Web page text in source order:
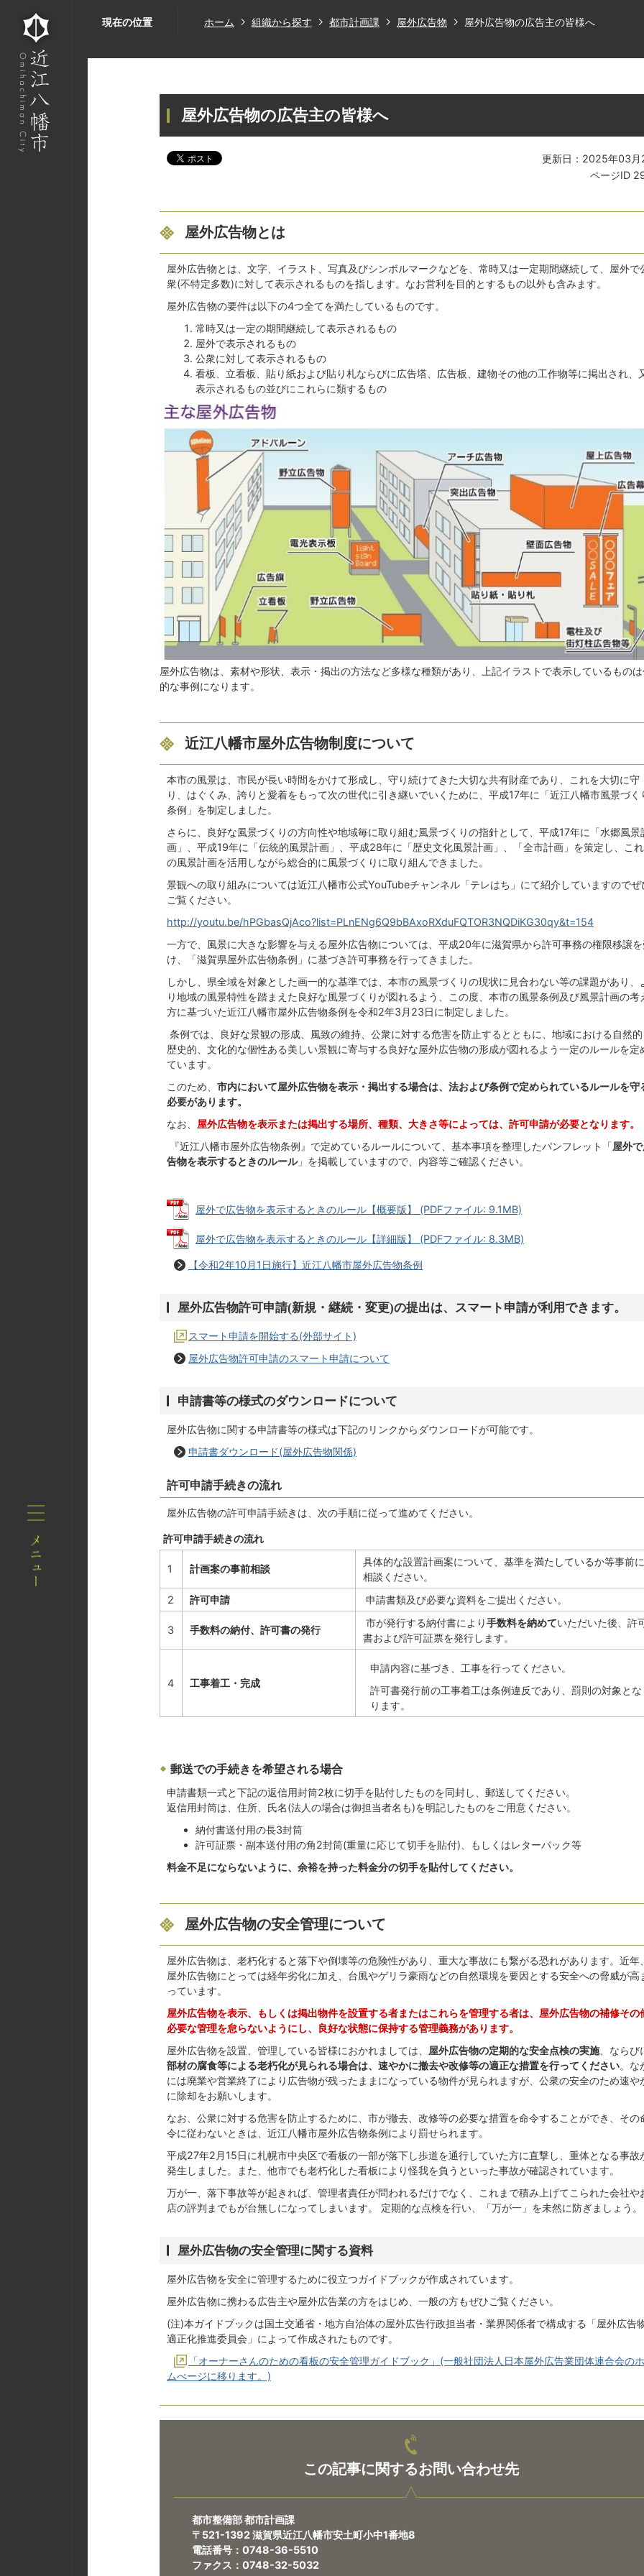
現在の位置 ホーム 組織から探す 都市計画課 屋外広告物 屋外広告物の広告主の皆様へ
屋外広告物の広告主の皆様へ
更新日：2025年03月
ページID
屋外広告物とは
屋外広告物とは、文字、イラスト、写真及びシンボルマークなどを、常時又は一定期間継続して、屋外で
衆(不特定多数)に対して表示されるものを指します。なお営利を目的とするもの以外も含みます。
屋外広告物の要件は以下の4つ全てを満たしているものです。
常時又は一定の期間継続して表示されるもの
屋外で表示されるもの
公衆に対して表示されるもの
看板、立看板、貼り紙および貼り札ならびに広告塔、広告板、建物その他の工作物等に掲出され、
表示されるもの並びにこれらに類するもの
屋外広告物は、素材や形状、表示・掲出の方法など多様な種類があり、上記イラストで表示しているもの
的な事例になります。
近江八幡市屋外広告物制度について
本市の風景は、市民が長い時間をかけて形成し、守り続けてきた大切な共有財産であり、これを大切に守
り、はぐくみ、誇りと愛着をもって次の世代に引き継いでいくために、平成17年に「近江八幡市風景づく
条例」を制定しました。
さらに、良好な風景づくりの方向性や地域毎に取り組む風景づくりの指針として、平成17年に「水郷風景
画」、平成19年に「伝統的風景計画」、平成28年に「歴史文化風景計画」、「全市計画」を策定し、こ
の風景計画を活用しながら総合的に風景づくりに取り組んできました。
景観への取り組みについては近江八幡市公式YouTubeチャンネル「テレはち」にて紹介していますのでぜ
ご覧ください。
http://youtu.be/hPGbasQjAco?list=PLnENg6Q9bBAxoRXduFQTOR3NQDiKG30qy&t=154
一方で、風景に大きな影響を与える屋外広告物については、平成20年に滋賀県から許可事務の権限移譲
け、「滋賀県屋外広告物条例」に基づき許可事務を行ってきました。
しかし、県全域を対象とした画一的な基準では、本市の風景づくりの現状に見合わない等の課題があり、
り地域の風景特性を踏まえた良好な風景づくりが図れるよう、この度、本市の風景条例及び風景計画の考
方に基づいた近江八幡市屋外広告物条例を令和2年3月23日に制定しました。
条例では、良好な景観の形成、風致の維持、公衆に対する危害を防止するとともに、地域における自然
歴史的、文化的な個性ある美しい景観に寄与する良好な屋外広告物の形成が図れるよう一定のルールを定
ています。
このため、 市内において屋外広告物を表示・掲出する場合は、法および条例で定められているルールを守
必要があります。
なお、 屋外広告物を表示または掲出する場所、種類、大きさ等によっては、許可申請が必要となります。
『近江八幡市屋外広告物条例』で定めているルールについて、基本事項を整理したパンフレット「屋外
告物を表示するときのルール」を掲載していますので、内容等ご確認ください。
屋外で広告物を表示するときのルール【概要版】 (PDFファイル: 9.1MB)
屋外で広告物を表示するときのルール【詳細版】 (PDFファイル: 8.3MB)
【令和2年10月1日施行】近江八幡市屋外広告物条例
屋外広告物許可申請(新規・継続・変更)の提出は、スマート申請が利用できます。
スマート申請を開始する(外部サイト)
屋外広告物許可申請のスマート申請について
申請書等の様式のダウンロードについて
屋外広告物に関する申請書等の様式は下記のリンクからダウンロードが可能です。
申請書ダウンロード(屋外広告物関係)
許可申請手続きの流れ
屋外広告物の許可申請手続きは、次の手順に従って進めてください。
許可申請手続きの流れ
1 計画案の事前相談
具体的な設置計画案について、基準を満たしているか等事前
相談ください。
2
許可申請 申請書類及び必要な資料をご提出ください。
3 手数料の納付、許可書の発行
市が発行する納付書により手数料を納めていただいた後、許
書および許可証票を発行します。
4 工事着工・完成
申請内容に基づき、工事を行ってください。
許可書発行前の工事着工は条例違反であり、罰則の対象とな
ります。
郵送での手続きを希望される場合
申請書類一式と下記の返信用封筒2枚に切手を貼付したものを同封し、郵送してください。
返信用封筒は、住所、氏名(法人の場合は御担当者名も)を明記したものをご用意ください。
納付書送付用の長3封筒
許可証票・副本送付用の角2封筒(重量に応じて切手を貼付)、もしくはレターパック等
料金不足にならないように、余裕を持った料金分の切手を貼付してください。
屋外広告物の安全管理について
屋外広告物は、老朽化すると落下や倒壊等の危険性があり、重大な事故にも繋がる恐れがあります。近年
屋外広告物にとっては経年劣化に加え、台風やゲリラ豪雨などの自然環境を要因とする安全への脅威が高
っています。
屋外広告物を表示、もしくは掲出物件を設置する者またはこれらを管理する者は、屋外広告物の補修その
必要な管理を怠らないようにし、良好な状態に保持する管理義務があります。
屋外広告物を設置、管理している皆様におかれましては、 屋外広告物の定期的な安全点検の実施、ならび
部材の腐食等による老朽化が見られる場合は、速やかに撤去や改修等の適正な措置を行ってください。な
には廃業や営業終了により広告物が残ったままになっている物件が見られますが、公衆の安全のため速や
に除却をお願いします。
なお、公衆に対する危害を防止するために、市が撤去、改修等の必要な措置を命令することができ、その
令に従わないときは、近江八幡市屋外広告物条例により罰せられます。
平成27年2月15日に札幌市中央区で看板の一部が落下し歩道を通行していた方に直撃し、重体となる事故
発生しました。また、他市でも老朽化した看板により怪我を負うといった事故が確認されています。
万が一、落下事故等が起きれば、管理者責任が問われるだけでなく、これまで積み上げてこられた会社や
店の評判までもが台無しになってしまいます。 定期的な点検を行い、「万が一」を未然に防ぎましょう。
屋外広告物の安全管理に関する資料
屋外広告物を安全に管理するために役立つガイドブックが作成されています。
屋外広告物に携わる広告主や屋外広告業の方をはじめ、一般の方もぜひご覧ください。
(注)本ガイドブックは国土交通省・地方自治体の屋外広告行政担当者・業界関係者で構成する「屋外広告
適正化推進委員会」によって作成されたものです。
「オーナーさんのための看板の安全管理ガイドブック」(一般社団法人日本屋外広告業団体連合会の
ムぺージに移ります。)
この記事に関するお問い合わせ先
都市整備部 都市計画課
〒521-1392 滋賀県近江八幡市安土町小中1番地8
電話番号：0748-36-5510
ファクス：0748-32-5032